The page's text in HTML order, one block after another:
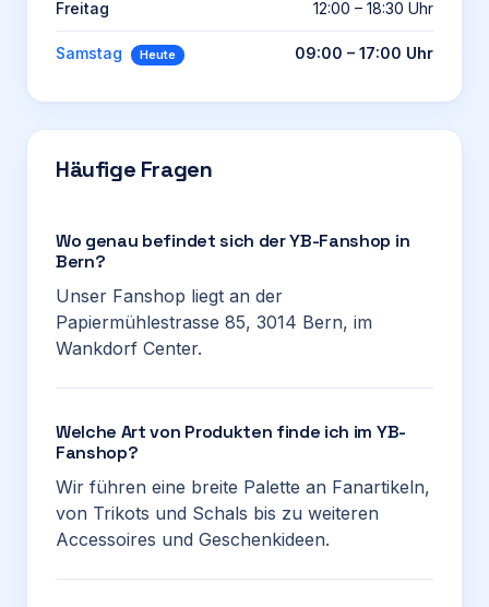
Freitag 12:00 – 18:30 Uhr
Samstag Heute 09:00 – 17:00 Uhr
Häufige Fragen
Wo genau befindet sich der YB-Fanshop in
Bern?
Unser Fanshop liegt an der
Papiermühlestrasse 85, 3014 Bern, im
Wankdorf Center.
Welche Art von Produkten finde ich im YB-
Fanshop?
Wir führen eine breite Palette an Fanartikeln,
von Trikots und Schals bis zu weiteren
Accessoires und Geschenkideen.